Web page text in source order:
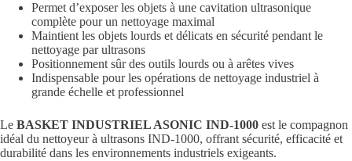
Permet d’exposer les objets à une cavitation ultrasonique
complète pour un nettoyage maximal
Maintient les objets lourds et délicats en sécurité pendant le
nettoyage par ultrasons
Positionnement sûr des outils lourds ou à arêtes vives
Indispensable pour les opérations de nettoyage industriel à
grande échelle et professionnel
Le BASKET INDUSTRIEL ASONIC IND-1000 est le compagnon
idéal du nettoyeur à ultrasons IND-1000, offrant sécurité, efficacité et
durabilité dans les environnements industriels exigeants.